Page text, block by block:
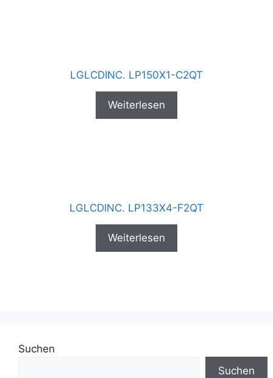
LGLCDINC. LP150X1-C2QT
Weiterlesen
LGLCDINC. LP133X4-F2QT
Weiterlesen
Suchen
Suchen